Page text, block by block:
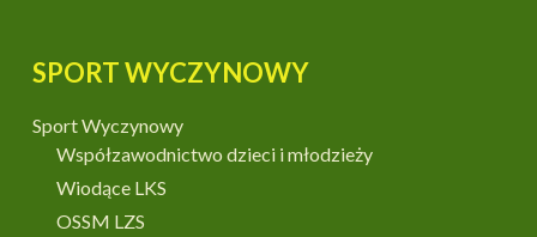
SPORT WYCZYNOWY
Sport Wyczynowy
Współzawodnictwo dzieci i młodzieży
Wiodące LKS
OSSM LZS